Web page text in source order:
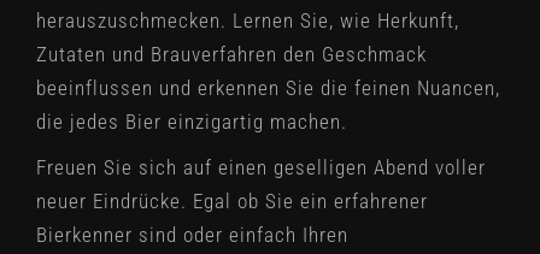
herauszuschmecken. Lernen Sie, wie Herkunft,
Zutaten und Brauverfahren den Geschmack
beeinflussen und erkennen Sie die feinen Nuancen,
die jedes Bier einzigartig machen.
Freuen Sie sich auf einen geselligen Abend voller
neuer Eindrücke. Egal ob Sie ein erfahrener
Bierkenner sind oder einfach Ihren